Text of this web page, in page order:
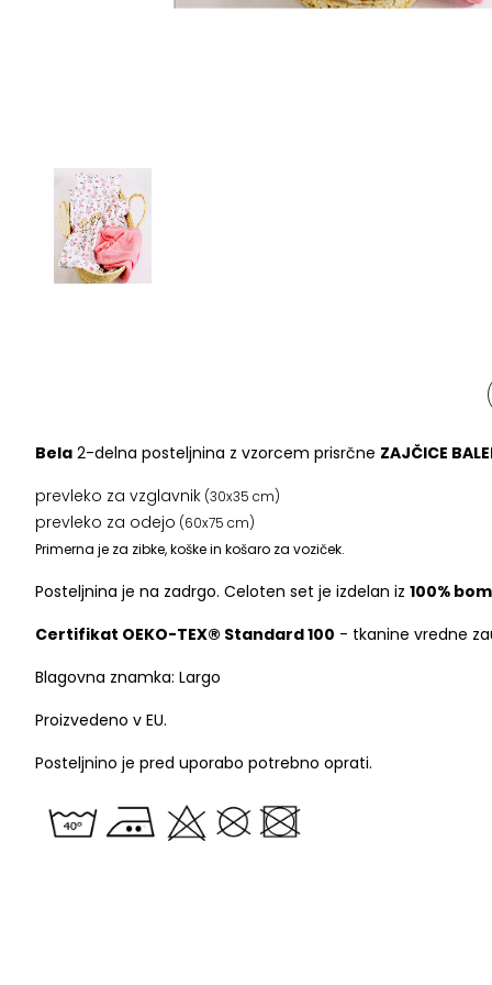
Bela 2-delna posteljnina z vzorcem prisrčne ZAJČICE
prevleko za vzglavnik (30x35 cm)
prevleko za odejo (60x75 cm)
Primerna je za zibke, koške in košaro za voziček.
Posteljnina je na zadrgo. Celoten set je izdelan iz 100%
Certifikat OEKO-TEX® Standard 100 - tkanine vredne
Blagovna znamka: Largo
Proizvedeno v EU.
Posteljnino je pred uporabo potrebno oprati.